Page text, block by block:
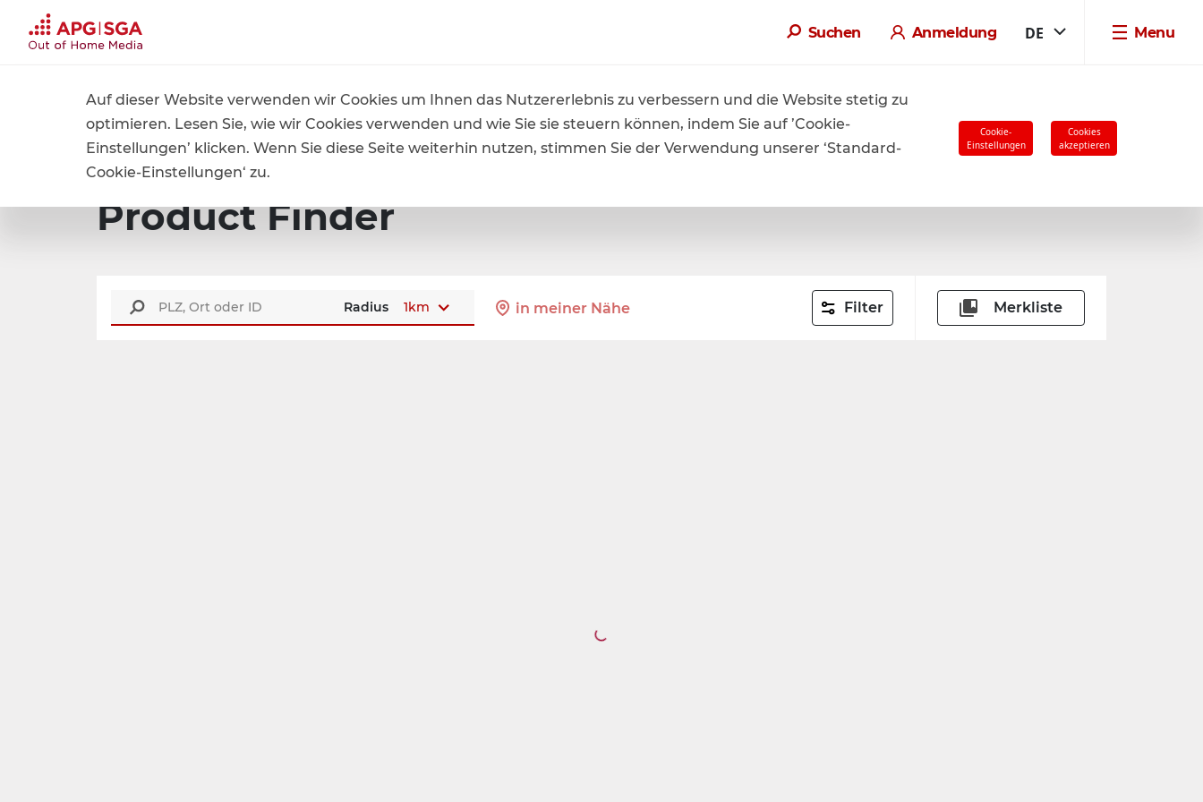
Suchen Anmeldung DE Menu
Produkte und Preise Product Finder
Product Finder
Radius 1km in meiner Nähe Filter Merkliste
Auf dieser Website verwenden wir Cookies um Ihnen das Nutzererlebnis zu verbessern und die Website stetig zu
optimieren. Lesen Sie, wie wir Cookies verwenden und wie Sie sie steuern können, indem Sie auf ’Cookie-
Einstellungen’ klicken. Wenn Sie diese Seite weiterhin nutzen, stimmen Sie der Verwendung unserer ‘Standard-
Cookie-Einstellungen‘ zu.
Cookie-
Einstellungen
Cookies
akzeptieren